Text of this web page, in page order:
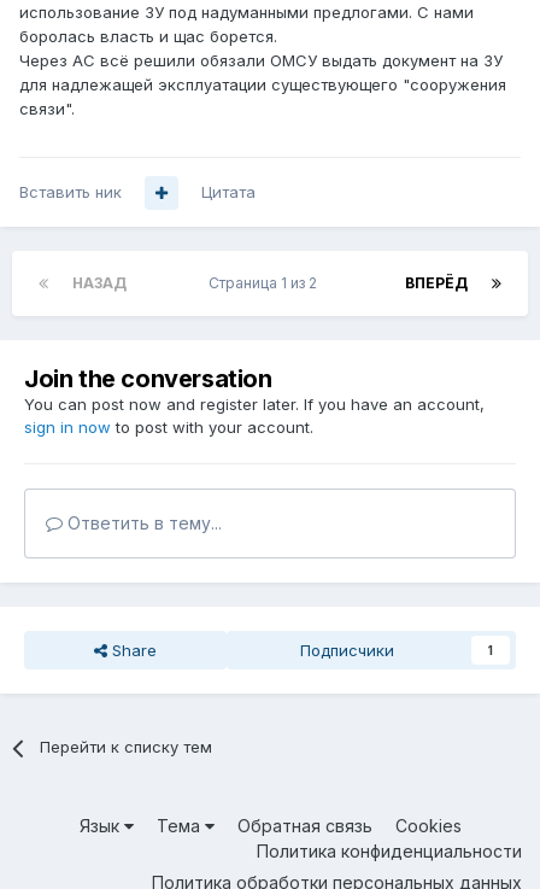
использование ЗУ под надуманными предлогами. С нами
боролась власть и щас борется.
Через АС всё решили обязали ОМСУ выдать документ на ЗУ
для надлежащей эксплуатации существующего "сооружения
связи".
Вставить ник Цитата
НАЗАД ВПЕРЁД
Страница 1 из 2
Join the conversation
You can post now and register later. If you have an account,
sign in now to post with your account.
Ответить в тему...
Share Подписчики 1
Перейти к списку тем
Язык Тема Обратная связь
Cookies
Политика конфиденциальности
Политика обработки персональных данных